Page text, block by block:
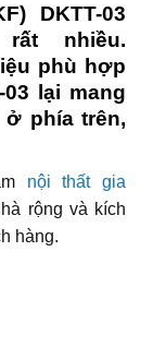
DKTT-03
nhiều.
phù hợp
lại mang
phía trên,
nội thất gia
rộng và kích
hàng.